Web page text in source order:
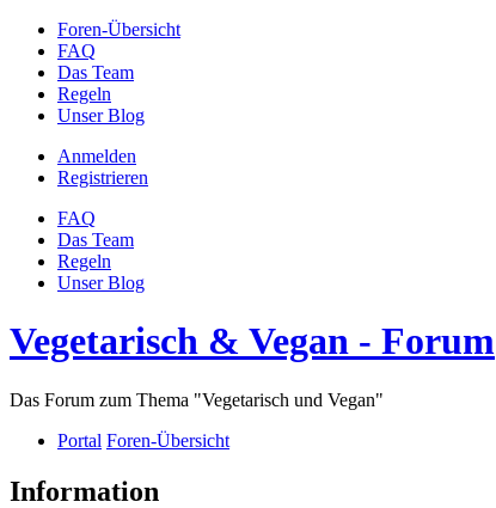
Foren-Übersicht
FAQ
Das Team
Regeln
Unser Blog
Anmelden
Registrieren
FAQ
Das Team
Regeln
Unser Blog
Vegetarisch & Vegan - Forum
Das Forum zum Thema "Vegetarisch und Vegan"
Portal Foren-Übersicht
Information